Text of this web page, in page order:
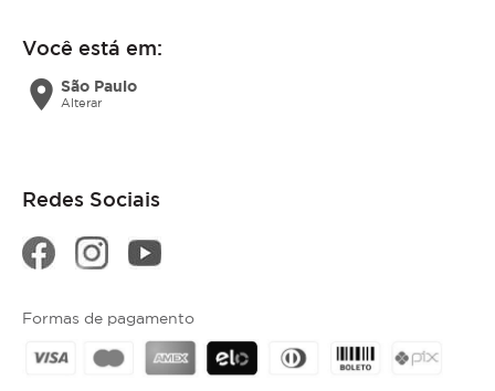
Você está em:
location_on São Paulo
Alterar
Redes Sociais
Formas de pagamento